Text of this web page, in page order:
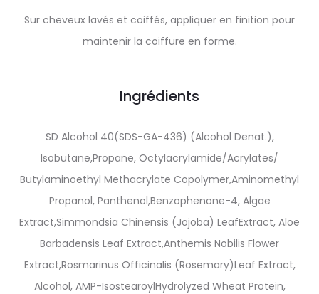
Sur cheveux lavés et coiffés, appliquer en finition pour
maintenir la coiffure en forme.
Ingrédients
SD Alcohol 40(SDS-GA-436) (Alcohol Denat.),
Isobutane,Propane, Octylacrylamide/Acrylates/
Butylaminoethyl Methacrylate Copolymer,Aminomethyl
Propanol, Panthenol,Benzophenone-4, Algae
Extract,Simmondsia Chinensis (Jojoba) LeafExtract, Aloe
Barbadensis Leaf Extract,Anthemis Nobilis Flower
Extract,Rosmarinus Officinalis (Rosemary)Leaf Extract,
Alcohol, AMP-IsostearoylHydrolyzed Wheat Protein,